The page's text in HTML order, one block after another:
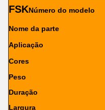
FSKNúmero do modelo
Nome da parte
Aplicação
Cores
Peso
Duração
Largura